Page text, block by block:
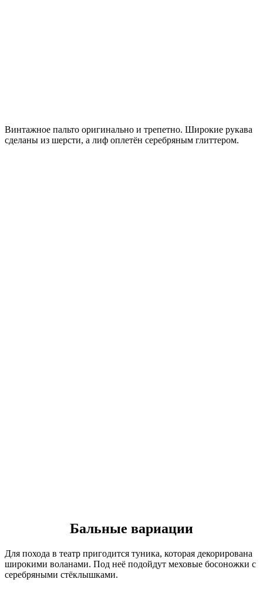
Винтажное пальто оригинально и трепетно. Широкие рукава
сделаны из шерсти, а лиф оплетён серебряным глиттером.
Бальные вариации
Для похода в театр пригодится туника, которая декорирована
широкими воланами. Под неё подойдут меховые босоножки с
серебряными стёклышками.